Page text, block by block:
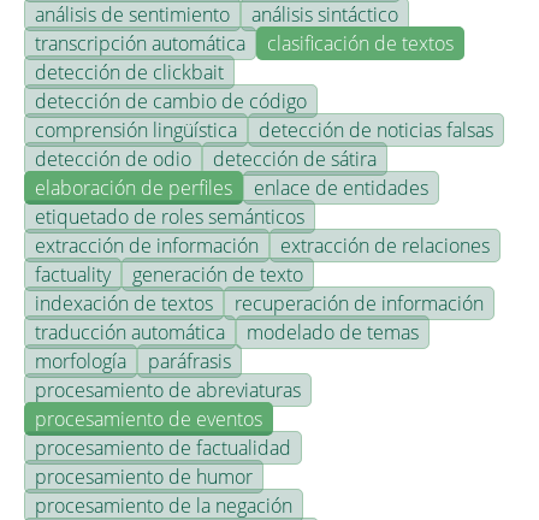
análisis de sentimiento
análisis sintáctico
transcripción automática
clasificación de textos
detección de clickbait
detección de cambio de código
comprensión lingüística
detección de noticias falsas
detección de odio
detección de sátira
elaboración de perfiles
enlace de entidades
etiquetado de roles semánticos
extracción de información
extracción de relaciones
factuality
generación de texto
indexación de textos
recuperación de información
traducción automática
modelado de temas
morfología
paráfrasis
procesamiento de abreviaturas
procesamiento de eventos
procesamiento de factualidad
procesamiento de humor
procesamiento de la negación